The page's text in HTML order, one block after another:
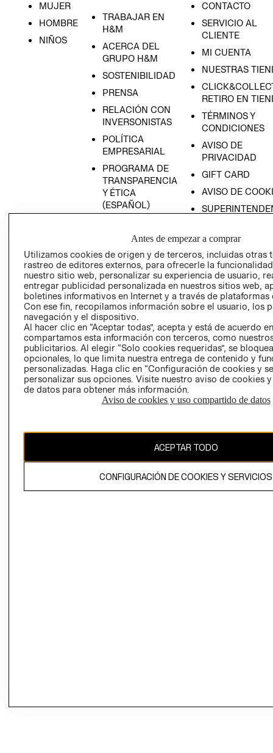
MUJER
HOMBRE
NIÑOS
TRABAJAR EN
H&M
ACERCA DEL
GRUPO H&M
SOSTENIBILIDAD
PRENSA
RELACIÓN CON
INVERSONISTAS
POLÍTICA
EMPRESARIAL
PROGRAMA DE
TRANSPARENCIA
Y ÉTICA
(ESPAÑOL)
TRANSPARENCIA
CONTACTO
SERVICIO AL
CLIENTE
MI CUENTA
NUESTRAS
RETIRO EN
TÉRMINOS Y
CONDICIONES
AVISO DE
PRIVACIDAD
GIFT CARD
AVISO DE
PETICIONES
QUEJAS Y
RECLAMOS
Colombia ($)
CAMBIAR REGIÓN
El contenido de esta página web está protegido por copyright y es
propiedad de H&M Hennes & Mauritz AB.
Antes de empezar a comprar
Utilizamos cookies de origen y de terceros, incluidas otras
rastreo de editores externos, para ofrecerle la
nuestro sitio web, personalizar su experiencia de usuario,
entregar publicidad personalizada en nuestros sitios web,
boletines informativos en Internet y a través de plataformas
Con ese fin, recopilamos información sobre el usuario, los
navegación y el dispositivo.
Al hacer clic en “Aceptar todas”, acepta y está de acuerdo
compartamos esta información con terceros, como
publicitarios. Al elegir “Solo cookies requeridas”, se
opcionales, lo que limita nuestra entrega de contenido y
personalizadas. Haga clic en “Configuración de cookies y
personalizar sus opciones. Visite nuestro aviso de cookies
de datos para obtener más información.
Aviso de cookies y uso compartido de datos
ACEPTAR TODO
CONFIGURACIÓN DE COOKIES Y SERVICIOS